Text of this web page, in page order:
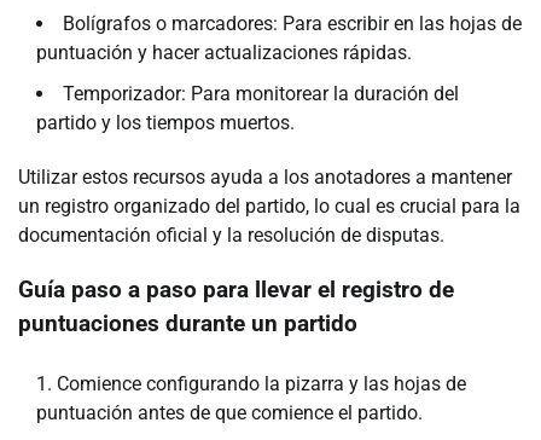
Bolígrafos o marcadores: Para escribir en las hojas de
puntuación y hacer actualizaciones rápidas.
Temporizador: Para monitorear la duración del
partido y los tiempos muertos.
Utilizar estos recursos ayuda a los anotadores a mantener
un registro organizado del partido, lo cual es crucial para la
documentación oficial y la resolución de disputas.
Guía paso a paso para llevar el registro de
puntuaciones durante un partido
Comience configurando la pizarra y las hojas de
puntuación antes de que comience el partido.